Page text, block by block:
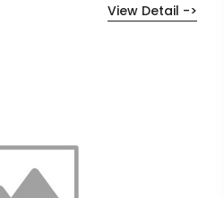
View Detail ->